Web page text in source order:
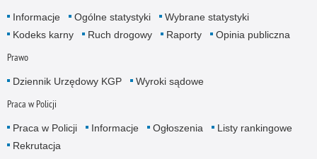
Informacje Ogólne statystyki
Wybrane statystyki
Kodeks karny
Ruch drogowy Raporty Opinia publiczna
Prawo
Dziennik Urzędowy KGP Wyroki sądowe
Praca w Policji
Praca w Policji Informacje Ogłoszenia
Listy rankingowe
Rekrutacja